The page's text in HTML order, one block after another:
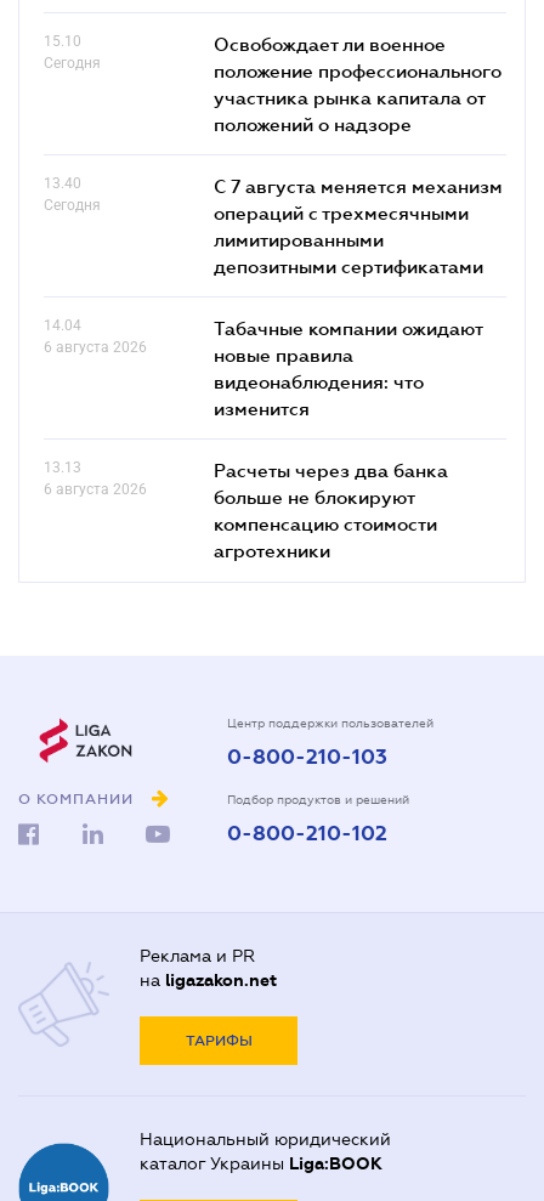
15.10
Сегодня
Освобождает ли военное
положение профессионального
участника рынка капитала от
положений о надзоре
13.40
Сегодня
С 7 августа меняется механизм
операций с трехмесячными
лимитированными
депозитными сертификатами
14.04
6 августа 2026
Табачные компании ожидают
новые правила
видеонаблюдения: что
изменится
13.13
6 августа 2026
Расчеты через два банка
больше не блокируют
компенсацию стоимости
агротехники
О КОМПАНИИ
Центр поддержки пользователей
0-800-210-103
Подбор продуктов и решений
0-800-210-102
Реклама и PR
на ligazakon.net
ТАРИФЫ
Национальный юридический
каталог Украины Liga:BOOK